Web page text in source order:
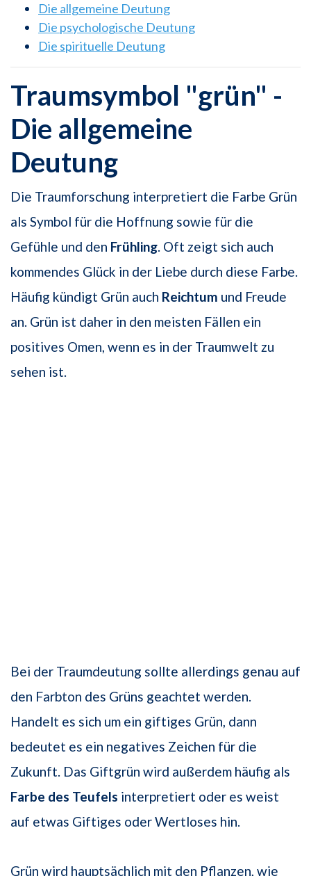
Die allgemeine Deutung
Die psychologische Deutung
Die spirituelle Deutung
Traumsymbol "grün" -
Die allgemeine
Deutung
Die Traumforschung interpretiert die Farbe Grün
als Symbol für die Hoffnung sowie für die
Gefühle und den Frühling. Oft zeigt sich auch
kommendes Glück in der Liebe durch diese Farbe.
Häufig kündigt Grün auch Reichtum und Freude
an. Grün ist daher in den meisten Fällen ein
positives Omen, wenn es in der Traumwelt zu
sehen ist.
Bei der Traumdeutung sollte allerdings genau auf
den Farbton des Grüns geachtet werden.
Handelt es sich um ein giftiges Grün, dann
bedeutet es ein negatives Zeichen für die
Zukunft. Das Giftgrün wird außerdem häufig als
Farbe des Teufels interpretiert oder es weist
auf etwas Giftiges oder Wertloses hin.
Grün wird hauptsächlich mit den Pflanzen, wie